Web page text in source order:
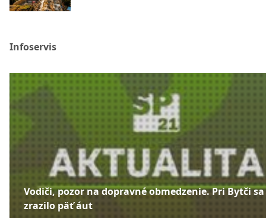
Infoservis
Vodiči, pozor na dopravné obmedzenie. Pri Bytči sa
zrazilo päť áut